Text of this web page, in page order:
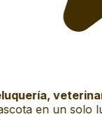
en un solo